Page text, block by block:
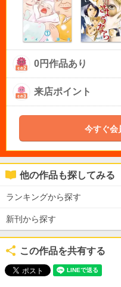
0円作品あり
来店ポイント
今すぐ会
他の作品も探してみる
ランキングから探す
新刊から探す
この作品を共有する